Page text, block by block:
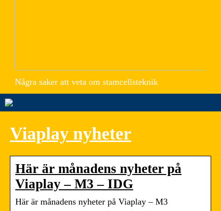
Några saker att veta om stamcellsteknik
Viaplay nyheter
Här är månadens nyheter på
Viaplay – M3 – IDG
Här är månadens nyheter på Viaplay – M3